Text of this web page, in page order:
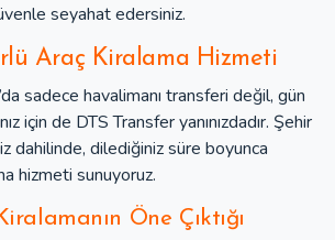
seyahat edersiniz.
Araç Kiralama Hizmeti
sadece havalimanı transferi değil, gün
için de DTS Transfer yanınızdadır. Şehir
dahilinde, dilediğiniz süre boyunca
hizmeti sunuyoruz.
Öne Çıktığı